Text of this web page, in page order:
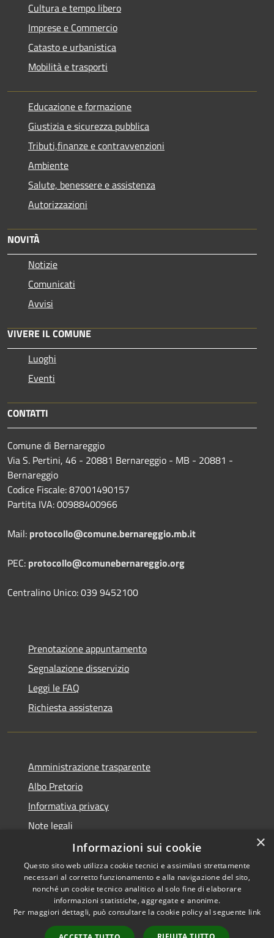
Cultura e tempo libero
Imprese e Commercio
Catasto e urbanistica
Mobilità e trasporti
Educazione e formazione
Giustizia e sicurezza pubblica
Tributi,finanze e contravvenzioni
Ambiente
Salute, benessere e assistenza
Autorizzazioni
NOVITÀ
Notizie
Comunicati
Avvisi
VIVERE IL COMUNE
Luoghi
Eventi
CONTATTI
Comune di Bernareggio
Via S. Pertini, 46 - 20881 Bernareggio - MB - 20881 -
Bernareggio
Codice Fiscale: 87001490157
Partita IVA: 00988400966
Mail: protocollo@comune.bernareggio.mb.it
PEC: protocollo@comunebernareggio.org
Centralino Unico: 039 9452100
Prenotazione appuntamento
Segnalazione disservizio
Leggi le FAQ
Richiesta assistenza
Amministrazione trasparente
Albo Pretorio
Informativa privacy
Note legali
Dichiarazione di accessibilità
RSS
Copyright © 2026 • Comune di
×
Informazioni sui cookie
Questo sito web utilizza cookie tecnici e assimilati strettamente
necessari al corretto funzionamento e alla navigazione del sito,
nonché un cookie tecnico analitico al solo fine di elaborare
informazioni statistiche, aggregate e anonime.
Per maggiori dettagli, può consultare la cookie policy al seguente link